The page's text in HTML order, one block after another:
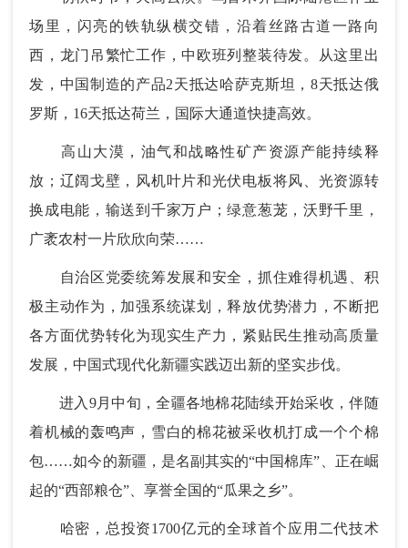
场里，闪亮的铁轨纵横交错，沿着丝路古道一路向
西，龙门吊繁忙工作，中欧班列整装待发。从这里出
发，中国制造的产品2天抵达哈萨克斯坦，8天抵达俄
罗斯，16天抵达荷兰，国际大通道快捷高效。
高山大漠，油气和战略性矿产资源产能持续释
放；辽阔戈壁，风机叶片和光伏电板将风、光资源转
换成电能，输送到千家万户；绿意葱茏，沃野千里，
广袤农村一片欣欣向荣……
自治区党委统筹发展和安全，抓住难得机遇、积
极主动作为，加强系统谋划，释放优势潜力，不断把
各方面优势转化为现实生产力，紧贴民生推动高质量
发展，中国式现代化新疆实践迈出新的坚实步伐。
进入9月中旬，全疆各地棉花陆续开始采收，伴随
着机械的轰鸣声，雪白的棉花被采收机打成一个个棉
包……如今的新疆，是名副其实的“中国棉库”、正在崛
起的“西部粮仓”、享誉全国的“瓜果之乡”。
哈密，总投资1700亿元的全球首个应用二代技术